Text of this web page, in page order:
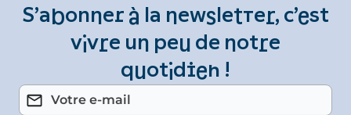
S’abonner à la newsletter, c’est
vivre un peu de notre
quotidien !